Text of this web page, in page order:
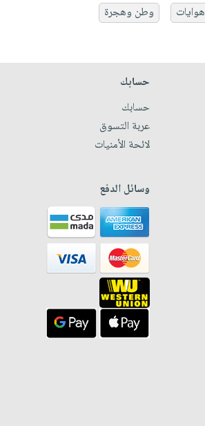
هوايات
وطن وهجرة
حسابك
حسابك
عربة التسوق
لائحة الأمنيات
وسائل الدفع